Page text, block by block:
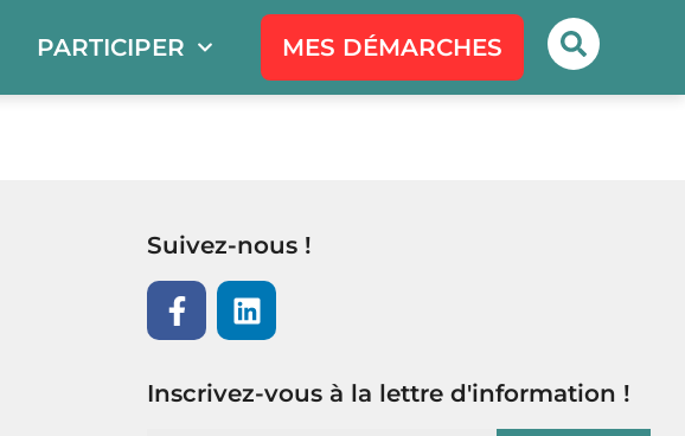
PARTICIPER MES DÉMARCHES
Suivez-nous !
Inscrivez-vous à la lettre d'information !